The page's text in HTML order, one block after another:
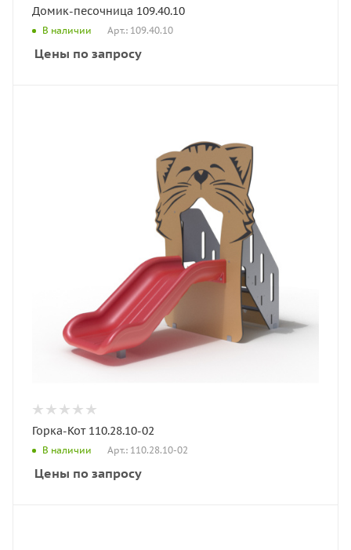
Домик-песочница 109.40.10
В наличии Арт.: 109.40.10
Цены по запросу
Горка-Кот 110.28.10-02
В наличии Арт.: 110.28.10-02
Цены по запросу